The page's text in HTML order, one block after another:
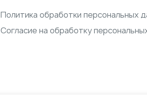
Политика обработки персональных
Согласие на обработку